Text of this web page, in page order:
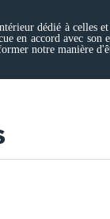
dédié à celles
en accord avec
notre manière